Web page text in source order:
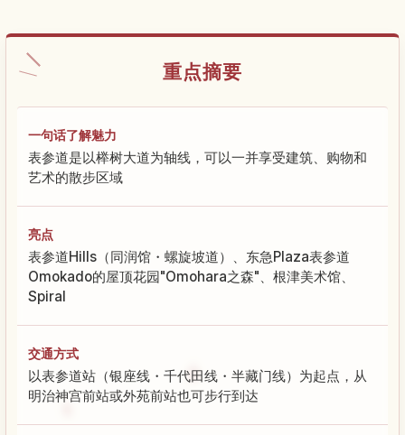
重点摘要
一句话了解魅力
表参道是以榉树大道为轴线，可以一并享受建筑、购物和
艺术的散步区域
亮点
表参道Hills（同润馆・螺旋坡道）、东急Plaza表参道
Omokado的屋顶花园"Omohara之森"、根津美术馆、
Spiral
交通方式
以表参道站（银座线・千代田线・半藏门线）为起点，从
明治神宫前站或外苑前站也可步行到达